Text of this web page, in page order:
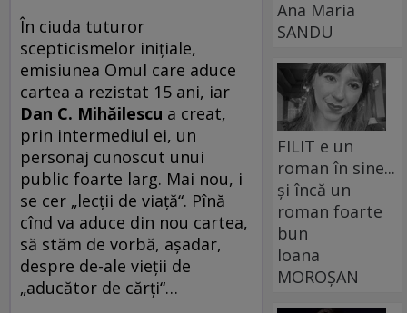
În ciuda tuturor
scepticismelor inițiale,
emisiunea Omul care aduce
cartea a rezistat 15 ani, iar
Dan C. Mihăilescu a creat,
prin intermediul ei, un
personaj cunoscut unui
public foarte larg. Mai nou, i
se cer „lecții de viață“. Pînă
cînd va aduce din nou cartea,
să stăm de vorbă, așadar,
despre de-ale vieții de
„aducător de cărți“…
Ana Maria
SANDU
FILIT e un
roman în sine...
și încă un
roman foarte
bun
Ioana
MOROȘAN